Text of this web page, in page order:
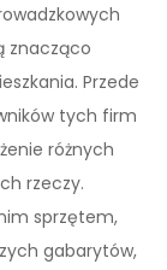
znacząco
Przede
tych firm
różnych
rzeczy.
sprzętem,
gabarytów,